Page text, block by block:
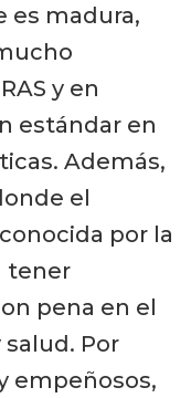
es madura,
y en
estándar en
Además,
el
por la
tener
pena en el
Por
empeñosos,